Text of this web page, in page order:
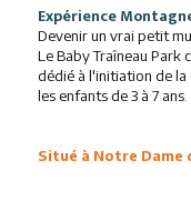
Expérience
Devenir un vrai petit
Le Baby Traîneau Park
dédié à l'initiation de la
les enfants de 3 à 7 ans.
Situé à Notre Dame